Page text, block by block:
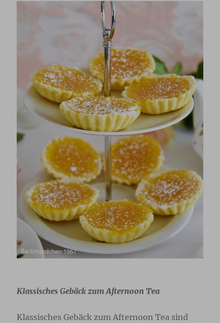
Klassisches Gebäck zum Afternoon Tea
Klassisches Gebäck zum Afternoon Tea sind